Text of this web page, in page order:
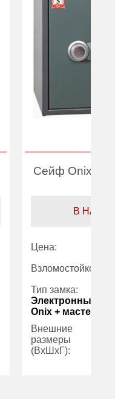
Сейф Onix
В
Цена:
Взломостойкость:
Тип замка:
Электронный
Onix + мастер-
Внешние
размеры
(ВхШхГ):